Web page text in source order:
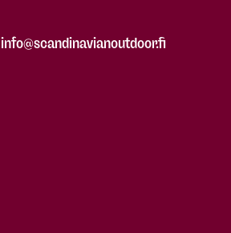
info@scandinavianoutdoor.fi